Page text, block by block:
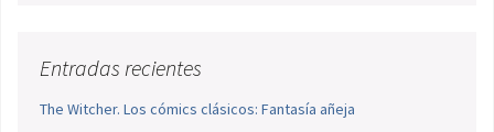
Entradas recientes
The Witcher. Los cómics clásicos: Fantasía añeja